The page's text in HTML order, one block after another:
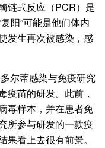
式反应（PCR）是
阳”可能是他们体内
发生再次被感染，感
尔蒂感染与免疫研究
疫苗的研发。此前，
毒样本，并在患者免
所参与研发的一款疫
看上去很有前景。